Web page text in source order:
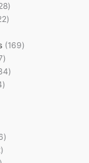
28
producten
22
169169
7
producten
34
4
16
producten
42